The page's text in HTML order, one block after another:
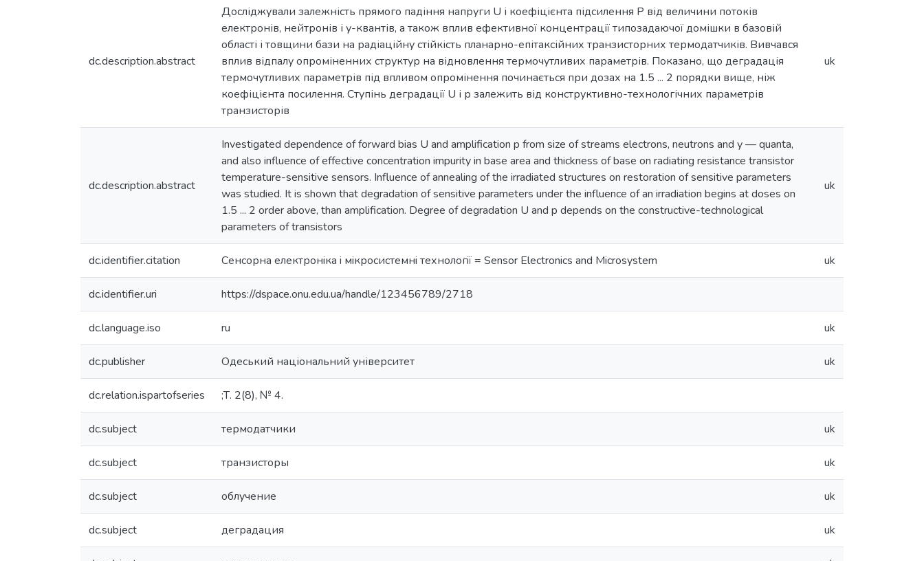
dc.description.abstract
Досліджували залежність прямого падіння напруги U і коефіцієнта підсилення Р від величини потоків
електронів, нейтронів і у-квантів, а також вплив ефективної концентрації типозадаючої домішки в базовій
області і товщини бази на радіаційну стійкість планарно-епітаксійних транзисторних термодатчиків. Вивчався
вплив відпалу опроміненних структур на відновлення термочутливих параметрів. Показано, що деградація
термочутливих параметрів під впливом опромінення починається при дозах на 1.5 ... 2 порядки вище, ніж
коефіцієнта посилення. Ступінь деградації U і р залежить від конструктивно-технологічних параметрів
транзисторів
uk
dc.description.abstract
Investigated dependence of forward bias U and amplification p from size of streams electrons, neutrons and у — quanta,
and also influence of effective concentration impurity in base area and thickness of base on radiating resistance transistor
temperature-sensitive sensors. Influence of annealing of the irradiated structures on restoration of sensitive parameters
was studied. It is shown that degradation of sensitive parameters under the influence of an irradiation begins at doses on
1.5 ... 2 order above, than amplification. Degree of degradation U and p depends on the constructive-technological
parameters of transistors
uk
dc.identifier.citation Сенсорна електронiка i мiкросистемнi технологiї = Sensor Electronics and Microsystem uk
dc.identifier.uri https://dspace.onu.edu.ua/handle/123456789/2718
dc.language.iso ru uk
dc.publisher Одеський національний університет uk
dc.relation.ispartofseries ;Т. 2(8), № 4.
dc.subject термодатчики uk
dc.subject транзисторы uk
dc.subject облучение uk
dc.subject деградация uk